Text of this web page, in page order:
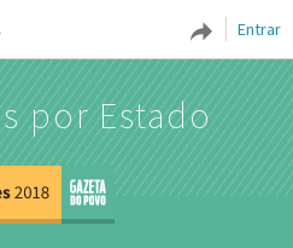
Entrar
por Estado